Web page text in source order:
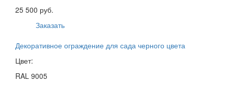
25 500 руб.
Заказать
Декоративное ограждение для сада черного цвета
Цвет:
RAL 9005